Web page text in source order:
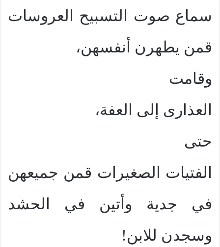
سماع صوت التسبيح العروسات
قمن يطهرن أنفسهن،
وقامت
العذارى إلى العفة،
حتى
الفتيات الصغيرات قمن جميعهن
في جدية وأتين في الحشد
وسجدن للابن!